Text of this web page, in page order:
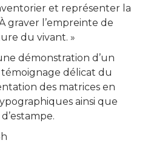
et représenter la
graver l’empreinte de
du vivant. »
démonstration d’un
délicat du
des matrices en
ainsi que